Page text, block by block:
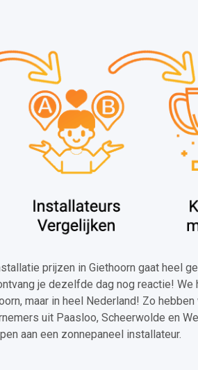
prijzen in Giethoorn gaat heel
je dezelfde dag nog reactie! We
maar in heel Nederland! Zo hebben
uit Paasloo, Scheerwolde en
aan een zonnepaneel installateur.